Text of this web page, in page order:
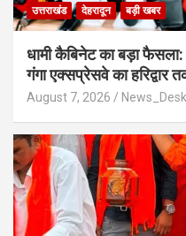
उत्तराखंड देहरादून बड़ी खबर
​धामी कैबिनेट का बड़ा
गंगा एक्सप्रेसवे का हरिद्वार
August 7, 2026 News_Desk